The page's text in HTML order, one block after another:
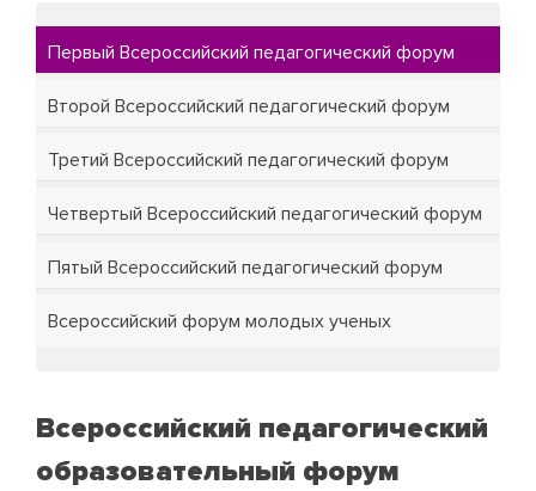
Первый Всероссийский педагогический форум
Второй Всероссийский педагогический форум
Третий Всероссийский педагогический форум
Четвертый Всероссийский педагогический форум
Пятый Всероссийский педагогический форум
Всероссийский форум молодых ученых
Всероссийский педагогический
образовательный форум